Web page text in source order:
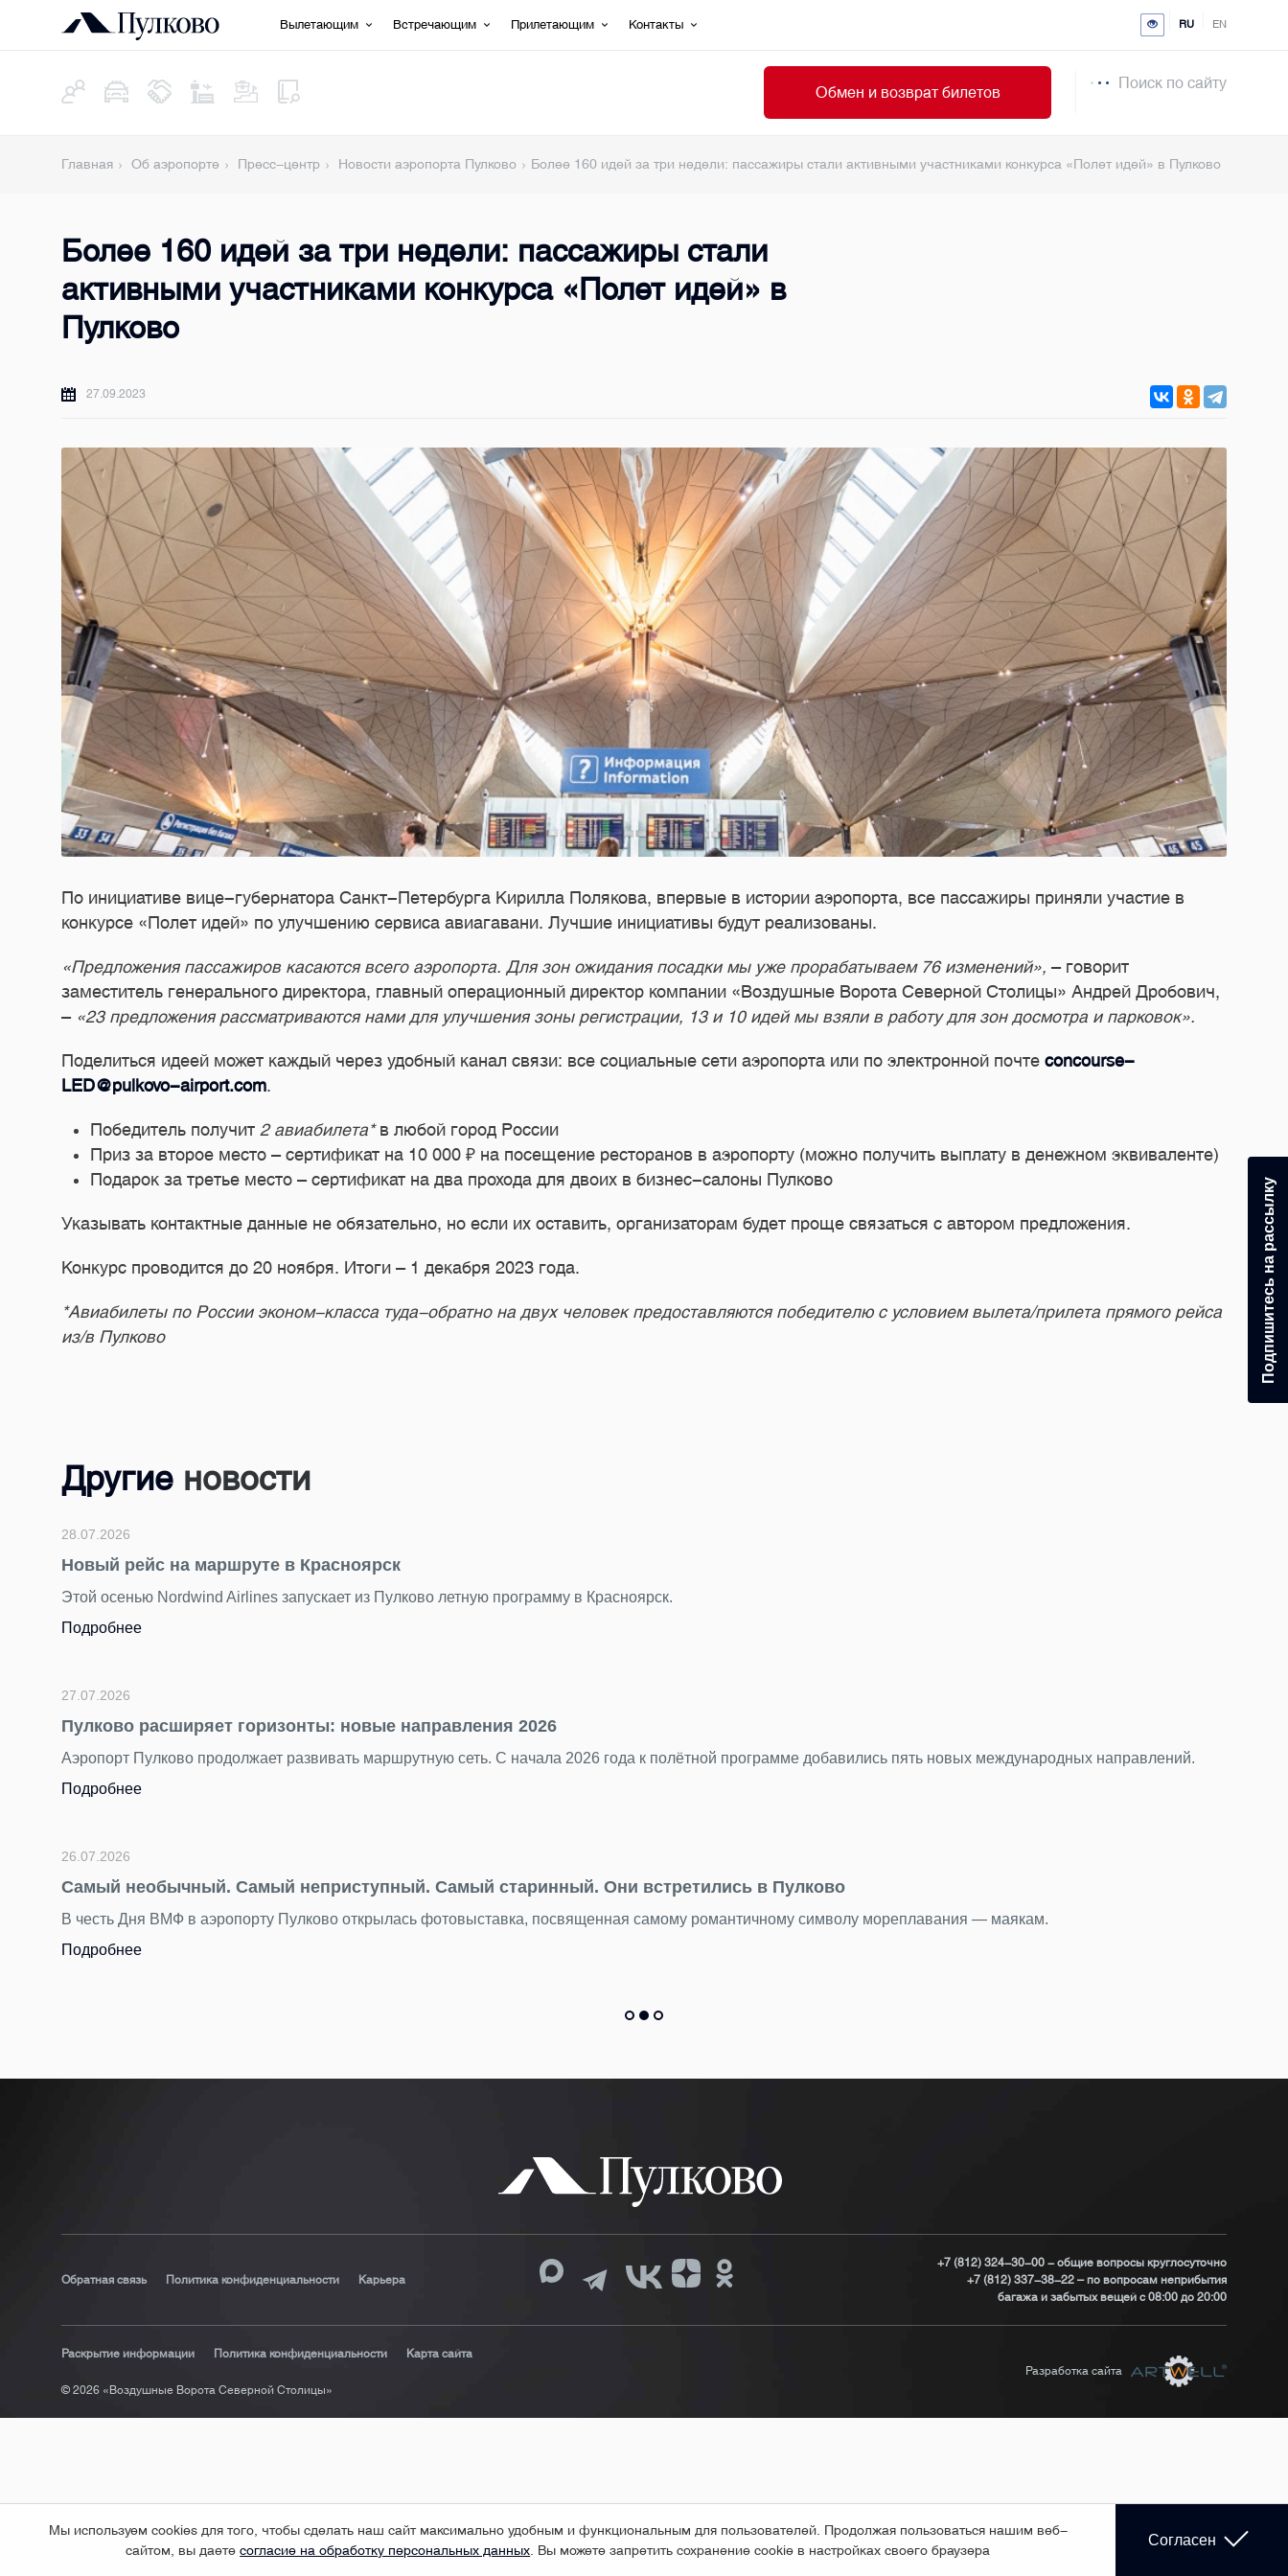
Вылетающим Встречающим Прилетающим Контакты RU EN
Обмен и возврат билетов
Поиск по сайту
Главная Об аэропорте Пресс-центр Новости аэропорта Пулково Более 160 идей за три недели: пассажиры стали активными участниками конкурса «Полет идей» в Пулково
Более 160 идей за три недели: пассажиры стали
активными участниками конкурса «Полет идей» в
Пулково
27.09.2023
По инициативе вице-губернатора Санкт-Петербурга Кирилла Полякова, впервые в истории аэропорта, все пассажиры приняли участие в
конкурсе «Полет идей» по улучшению сервиса авиагавани. Лучшие инициативы будут реализованы.
«Предложения пассажиров касаются всего аэропорта. Для зон ожидания посадки мы уже прорабатываем 76 изменений», – говорит
заместитель генерального директора, главный операционный директор компании «Воздушные Ворота Северной Столицы» Андрей Дробович,
– «23 предложения рассматриваются нами для улучшения зоны регистрации, 13 и 10 идей мы взяли в работу для зон досмотра и парковок».
Поделиться идеей может каждый через удобный канал связи: все социальные сети аэропорта или по электронной почте concourse-
LED@pulkovo-airport.com.
Победитель получит 2 авиабилета*в любой город России
Приз за второе место – сертификат на 10 000 ₽ на посещение ресторанов в аэропорту (можно получить выплату в денежном эквиваленте)
Подарок за третье место – сертификат на два прохода для двоих в бизнес-салоны Пулково
Указывать контактные данные не обязательно, но если их оставить, организаторам будет проще связаться с автором предложения.
Конкурс проводится до 20 ноября. Итоги – 1 декабря 2023 года.
*Авиабилеты по России эконом-класса туда-обратно на двух человек предоставляются победителю с условием вылета/прилета прямого рейса
из/в Пулково
Другие новости
международных направлений.
— маякам.
Подводим итоги фотоконкурса «Главный герой — Пулково»
За последние недели мы получили от вас десятки ярких снимков. Каждый кадр показал аэропорт с разных сторон — динамичным,
«Нечего смотреть» — самый несправедливый миф о столице Турции
22.07.2026
День потерянных вещей находок: что мы находим в Пулково
Обратная связь Политика конфиденциальности Карьера
+7 (812) 324-30-00 - общие вопросы круглосуточно
+7 (812) 337-38-22 – по вопросам неприбытия
багажа и забытых вещей с 08:00 до 20:00
Раскрытие информации Политика конфиденциальности Карта сайта
© 2026 «Воздушные Ворота Северной Столицы»
Разработка сайта
Подпишитесь на рассылку
Мы используем cookies для того, чтобы сделать наш сайт максимально удобным и функциональным для пользователей. Продолжая пользоваться нашим веб-
сайтом, вы даетесогласие на обработку персональных данных . Вы можете запретить сохранение cookie в настройках своего браузера
Согласен